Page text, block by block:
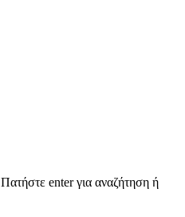
Πατήστε enter για αναζήτηση ή